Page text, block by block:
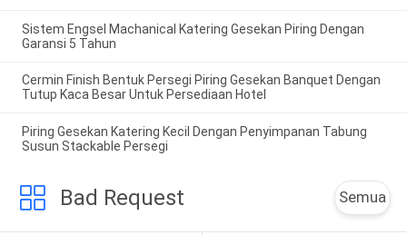
Sistem Engsel Machanical Katering Gesekan Piring Dengan
Garansi 5 Tahun
Cermin Finish Bentuk Persegi Piring Gesekan Banquet Dengan
Tutup Kaca Besar Untuk Persediaan Hotel
Piring Gesekan Katering Kecil Dengan Penyimpanan Tabung
Susun Stackable Persegi
Bad Request Semua